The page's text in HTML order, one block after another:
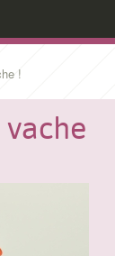
!
vache